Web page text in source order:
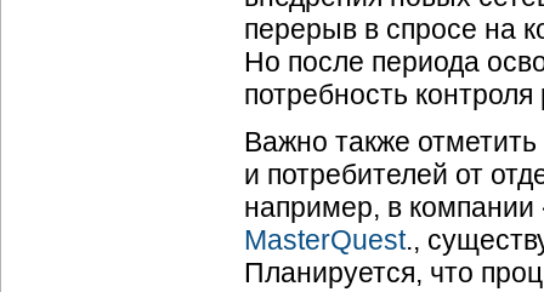
перерыв в спросе на
Но после периода
потребность
Важно также
и потребителей от
например, в
MasterQuest.,
Планируется, что